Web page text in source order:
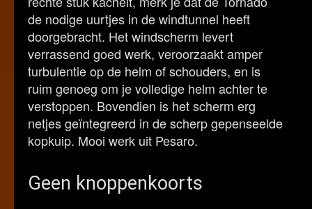
de nodige uurtjes in de windtunnel heeft
doorgebracht. Het windscherm levert
verrassend goed werk, veroorzaakt amper
turbulentie op de helm of schouders, en is
ruim genoeg om je volledige helm achter te
verstoppen. Bovendien is het scherm erg
netjes geïntegreerd in de scherp gepenseelde
kopkuip. Mooi werk uit Pesaro.
Geen knoppenkoorts